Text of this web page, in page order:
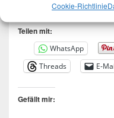
Cookie-Richtlinie
Teilen mit:
WhatsApp
Threads
E-
Gefällt mir: